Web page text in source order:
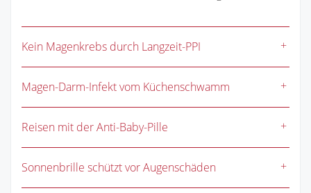
Kein Magenkrebs durch Langzeit-PPI
Magen-Darm-Infekt vom Küchenschwamm
Reisen mit der Anti-Baby-Pille
Sonnenbrille schützt vor Augenschäden